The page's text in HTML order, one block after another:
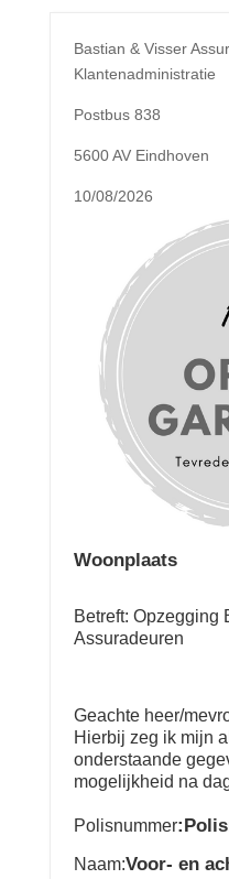
Bastian & Visser
Klantenadministratie
Postbus 838
5600 AV Eindhoven
10/08/2026
Woonplaats
Betreft: Opzegging
Assuradeuren
Geachte heer/
Hierbij zeg ik mijn
onderstaande
mogelijkheid na
Polisnummer
Naam:Voor- en